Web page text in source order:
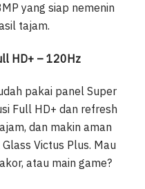
yang siap nemenin
tajam.
HD+ – 120Hz
pakai panel Super
Full HD+ dan refresh
dan makin aman
Victus Plus. Mau
atau main game?